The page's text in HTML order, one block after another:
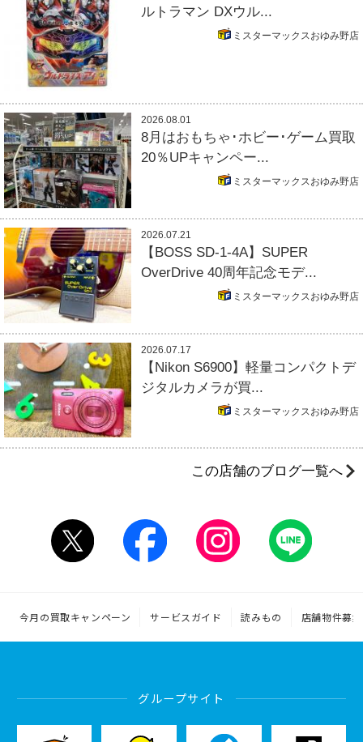
ルトラマン DXウル...
ミスターマックスおゆみ野店
2026.08.01
8月はおもちゃ･ホビー･ゲーム買取
20％UPキャンペー...
ミスターマックスおゆみ野店
2026.07.21
【BOSS SD-1-4A】SUPER
OverDrive 40周年記念モデ...
ミスターマックスおゆみ野店
2026.07.17
【Nikon S6900】軽量コンパクトデ
ジタルカメラが買...
ミスターマックスおゆみ野店
この店舗のブログ一覧へ
今月の買取キャンペーン サービスガイド 読みもの 店舗物件募集
グループサイト